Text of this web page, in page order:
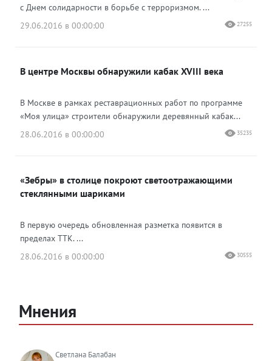
с Днем солидарности в борьбе с терроризмом. ...
29.06.2016 в 00:00:00
27255
В центре Москвы обнаружили кабак XVIII века
В Москве в рамках реставрационных работ по программе
«Моя улица» строители обнаружили деревянный кабак...
28.06.2016 в 00:00:00
35235
«Зебры» в столице покроют светоотражающими
стеклянными шариками
В первую очередь обновленная разметка появится в
пределах ТТК. ...
28.06.2016 в 00:00:00
30555
Мнения
Светлана Балабан